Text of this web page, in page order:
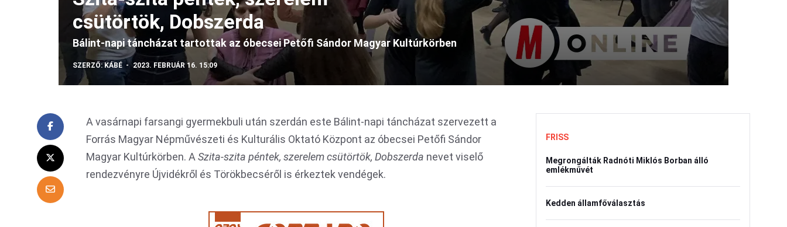
csütörtök, Dobszerda
Bálint-napi táncházat tartottak az óbecsei Petőfi Sándor Magyar Kultúrkörben
SZERZŐ:KÁBÉ 2023. FEBRUÁR 16. 15:09
A vasárnapi farsangi gyermekbuli után szerdán este Bálint-napi táncházat szervezett a
Forrás Magyar Népművészeti és Kulturális Oktató Központ az óbecsei Petőfi Sándor
Magyar Kultúrkörben. A Szita-szita péntek, szerelem csütörtök, Dobszerda nevet viselő
rendezvényre Újvidékről és Törökbecséről is érkeztek vendégek.
FRISS
Megrongálták Radnóti Miklós Borban álló
emlékművét
Kedden államfőválasztás